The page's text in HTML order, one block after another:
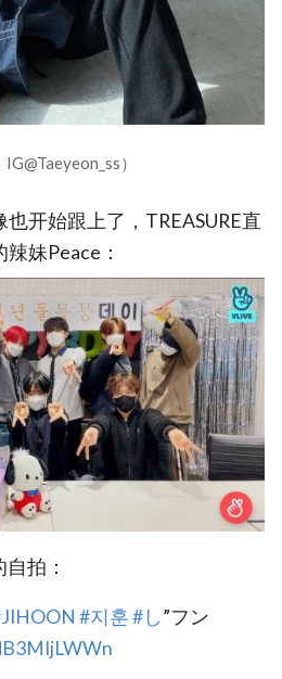
IG@Taeyeon_ss）
开始跟上了，TREASURE直
妹Peace：
拍：
#지훈#し”フン